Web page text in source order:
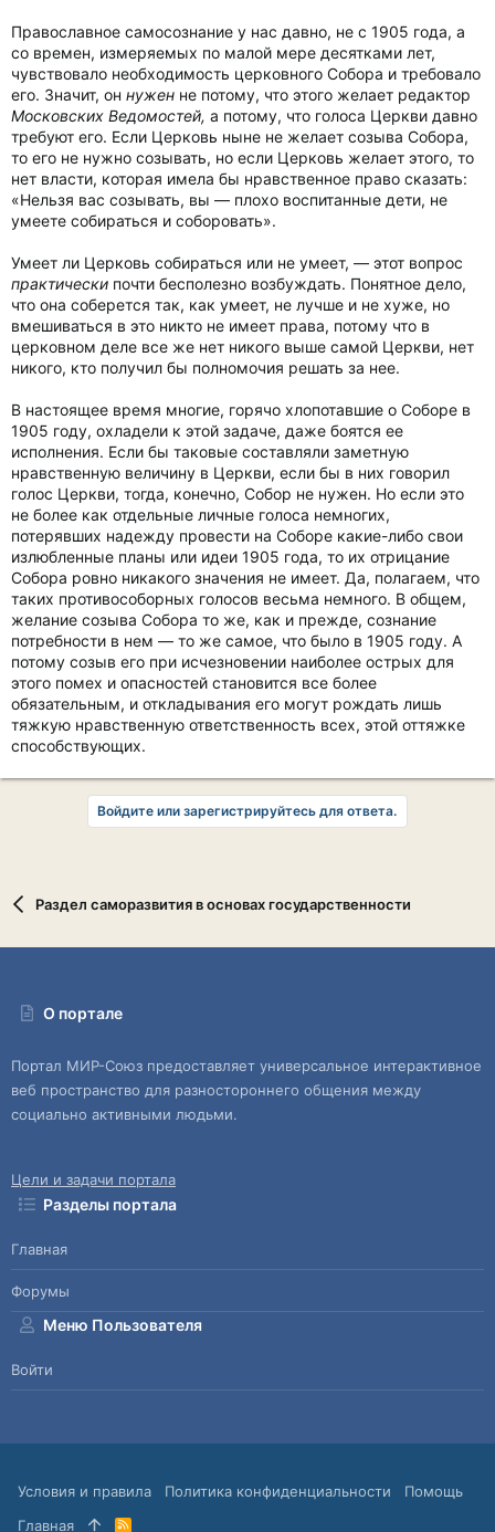
Православное самосознание у нас давно, не с 1905 года, а
со времен, измеряемых по малой мере десятками лет,
чувствовало необходимость церковного Собора и требовало
его. Значит, он нужен не потому, что этого желает редактор
Московских Ведомостей, а потому, что голоса Церкви давно
требуют его. Если Церковь ныне не желает созыва Собора,
то его не нужно созывать, но если Церковь желает этого, то
нет власти, которая имела бы нравственное право сказать:
«Нельзя вас созывать, вы — плохо воспитанные дети, не
умеете собираться и соборовать».
Умеет ли Церковь собираться или не умеет, — этот вопрос
практически почти бесполезно возбуждать. Понятное дело,
что она соберется так, как умеет, не лучше и не хуже, но
вмешиваться в это никто не имеет права, потому что в
церковном деле все же нет никого выше самой Церкви, нет
никого, кто получил бы полномочия решать за нее.
В настоящее время многие, горячо хлопотавшие о Соборе в
1905 году, охладели к этой задаче, даже боятся ее
исполнения. Если бы таковые составляли заметную
нравственную величину в Церкви, если бы в них говорил
голос Церкви, тогда, конечно, Собор не нужен. Но если это
не более как отдельные личные голоса немногих,
потерявших надежду провести на Соборе какие-либо свои
излюбленные планы или идеи 1905 года, то их отрицание
Собора ровно никакого значения не имеет. Да, полагаем, что
таких противособорных голосов весьма немного. В общем,
желание созыва Собора то же, как и прежде, сознание
потребности в нем — то же самое, что было в 1905 году. А
потому созыв его при исчезновении наиболее острых для
этого помех и опасностей становится все более
обязательным, и откладывания его могут рождать лишь
тяжкую нравственную ответственность всех, этой оттяжке
способствующих.
Войдите или зарегистрируйтесь для ответа.
Раздел саморазвития в основах государственности
О портале
Портал МИР-Союз предоставляет универсальное интерактивное
веб пространство для разностороннего общения между
социально активными людьми.
Цели и задачи портала
Разделы портала
Главная
Форумы
Меню Пользователя
Войти
Условия и правила Политика конфиденциальности
Помощь
Главная
R